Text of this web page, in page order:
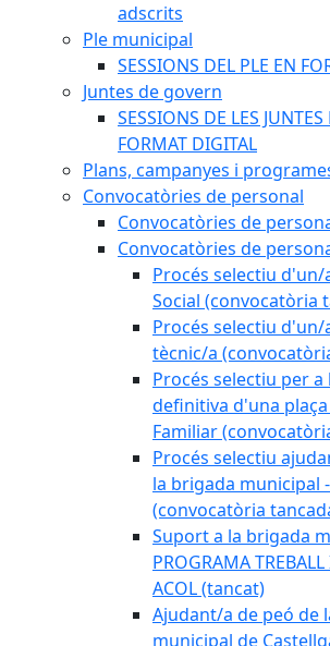
adscrits
Ple municipal
SESSIONS DEL PLE EN
Juntes de govern
SESSIONS DE LES
FORMAT DIGITAL
Plans, campanyes i
Convocatòries de personal
Convocatòries de
Convocatòries de
Procés selectiu d'un/
Social (convocatòria
Procés selectiu
tècnic/a
Procés selectiu per
definitiva d'una
Familiar
Procés selectiu
la brigada municipal
(convocatòria
Suport a la brigada
PROGRAMA
ACOL (tancat)
Ajudant/a de peó de
municipal de